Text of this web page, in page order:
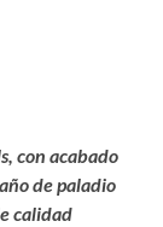
con acabado
de paladio
calidad